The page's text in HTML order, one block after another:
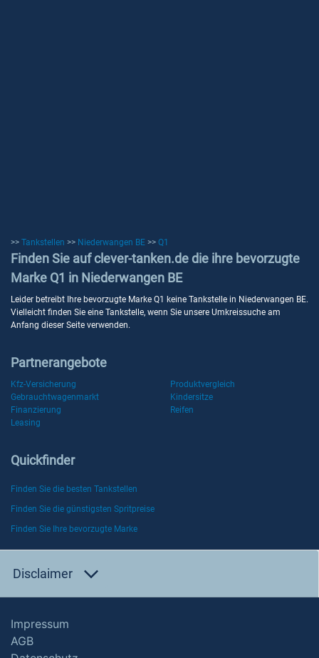
>> Tankstellen >> Niederwangen BE >> Q1
Finden Sie auf clever-tanken.de die ihre bevorzugte
Marke Q1 in Niederwangen BE
Leider betreibt Ihre bevorzugte Marke Q1 keine Tankstelle in Niederwangen BE.
Vielleicht finden Sie eine Tankstelle, wenn Sie unsere Umkreissuche am
Anfang dieser Seite verwenden.
Partnerangebote
Kfz-Versicherung
Produktvergleich
Gebrauchtwagenmarkt
Kindersitze
Finanzierung
Reifen
Leasing
Quickfinder
Finden Sie die besten Tankstellen
Finden Sie die günstigsten Spritpreise
Finden Sie Ihre bevorzugte Marke
Disclaimer
Impressum
AGB